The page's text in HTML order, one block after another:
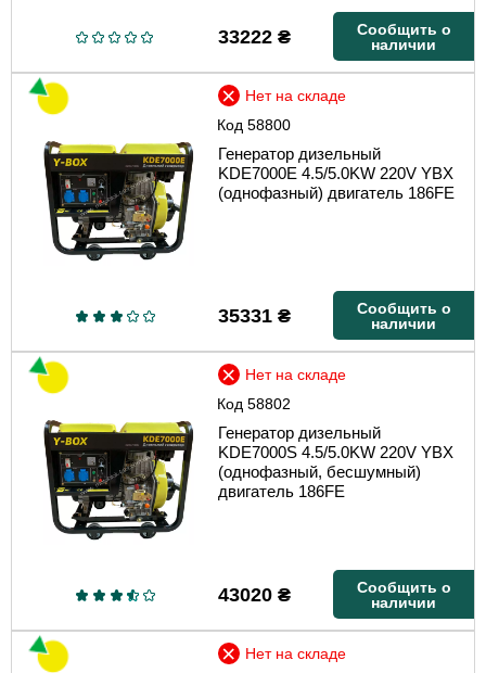
33222₴
Сообщить о
наличии
Код58800
Нет на складе
Генератор дизельный
KDE7000E 4.5/5.0KW 220V YBX
(однофазный) двигатель 186FE
35331₴
Сообщить о
наличии
Код58802
Нет на складе
Генератор дизельный
KDE7000S 4.5/5.0KW 220V YBX
(однофазный, бесшумный)
двигатель 186FE
43020₴
Сообщить о
наличии
Нет на складе